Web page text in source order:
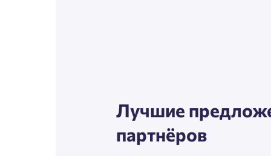
Лучшие
партнёров